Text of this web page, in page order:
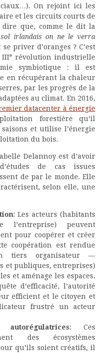
On rejoint ici les
et les circuits courts de
que, comme le dit la
irlandais on ne le verra
priver d’oranges ? C’est
révolution industrielle
symbiotique : il est
en récupérant la chaleur
par les progrès de la
au climat. En 2016,
datacenter à énergie
forestière qu’il
et utilise l’énergie
du bois.
Delannoy est d’avoir
de cas issues
de par le monde. Elle
selon elle, une
: Les acteurs (habitants
l’entreprise) peuvent
pour coopérer et créer
coopération est rendue
tiers organisateur —
et publiques, entreprises)
et aménage les espaces.
d’efficacité, l’autorité
efficient et le citoyen et
frustré un acteur
: Ces
des écosystèmes
qu’ils soient créatifs, il